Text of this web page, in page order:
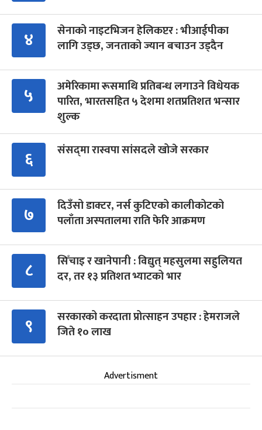
४
सेनाको नाइटभिजन हेलिकप्टर : भीआईपीका
लागि उड्छ, जनताको ज्यान बचाउन उड्दैन
५
अमेरिकामा रूसमाथि प्रतिबन्ध लगाउने विधेयक
पारित, भारतसहित ५ देशमा शतप्रतिशत भन्सार
शुल्क
६ संसद्‍मा रास्वपा सांसदले खोजे सरकार
७
दिउँसो डाक्टर, नर्स कुटिएको कालीकोटको
पलाँता अस्पतालमा राति फेरि आक्रमण
८
सिँचाइ र खानेपानी : विद्युत् महसुलमा सहुलियत
दर, तर १३ प्रतिशत भ्याटको भार
९
सरकारको करदाता प्रोत्साहन उपहार : हेमराजले
जिते १० लाख
Advertisment